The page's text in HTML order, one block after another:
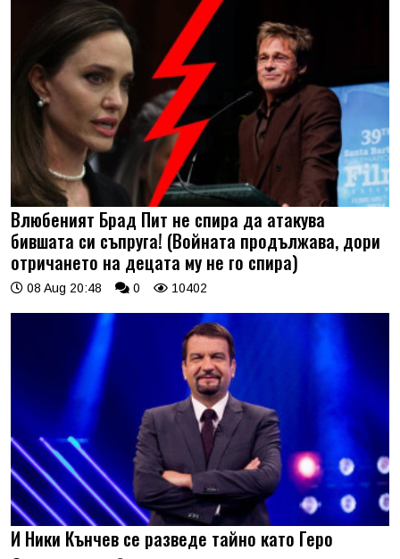
Влюбеният Брад Пит не спира да атакува
бившата си съпруга! (Войната продължава, дори
отричането на децата му не го спира)
08 Aug 20:48 0 10402
И Ники Кънчев се разведе тайно като Геро